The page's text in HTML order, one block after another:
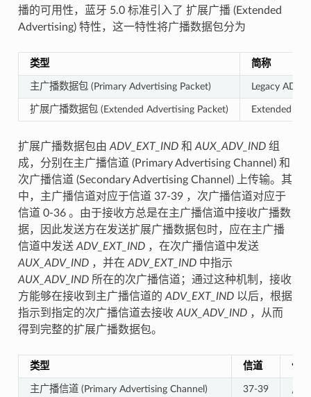
播的可用性，蓝牙 5.0 标准引入了 扩展广播 (Extended
Advertising) 特性，这一特性将广播数据包分为
类型 简称
主广播数据包 (Primary Advertising Packet) Legacy ADV
扩展广播数据包 (Extended Advertising Packet) Extended
扩展广播数据包由 ADV_EXT_IND和 AUX_ADV_IND组
成，分别在主广播信道 (Primary Advertising Channel) 和
次广播信道 (Secondary Advertising Channel) 上传输。其
中，主广播信道对应于信道 37-39 ，次广播信道对应于
信道 0-36 。由于接收方总是在主广播信道中接收广播数
据，因此发送方在发送扩展广播数据包时，应在主广播
信道中发送 ADV_EXT_IND，在次广播信道中发送
AUX_ADV_IND，并在 ADV_EXT_IND中指示
AUX_ADV_IND所在的次广播信道；通过这种机制，接收
方能够在接收到主广播信道的 ADV_EXT_IND以后，根据
指示到指定的次广播信道去接收 AUX_ADV_IND，从而
得到完整的扩展广播数据包。
类型 信道 作用
主广播信道 (Primary Advertising Channel) 37-39 用